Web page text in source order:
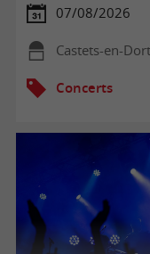
07/08/2026
Castets-en-
Concerts